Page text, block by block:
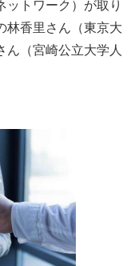
トワーク）が取り
林香里さん（東京大
ん（宮崎公立大学人